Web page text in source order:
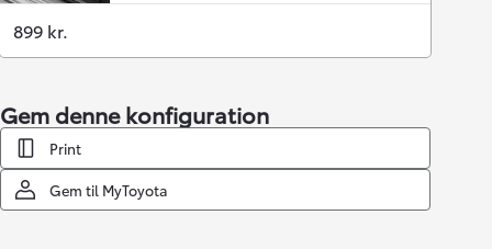
899 kr.
Gem denne konfiguration
Print
Gem til MyToyota